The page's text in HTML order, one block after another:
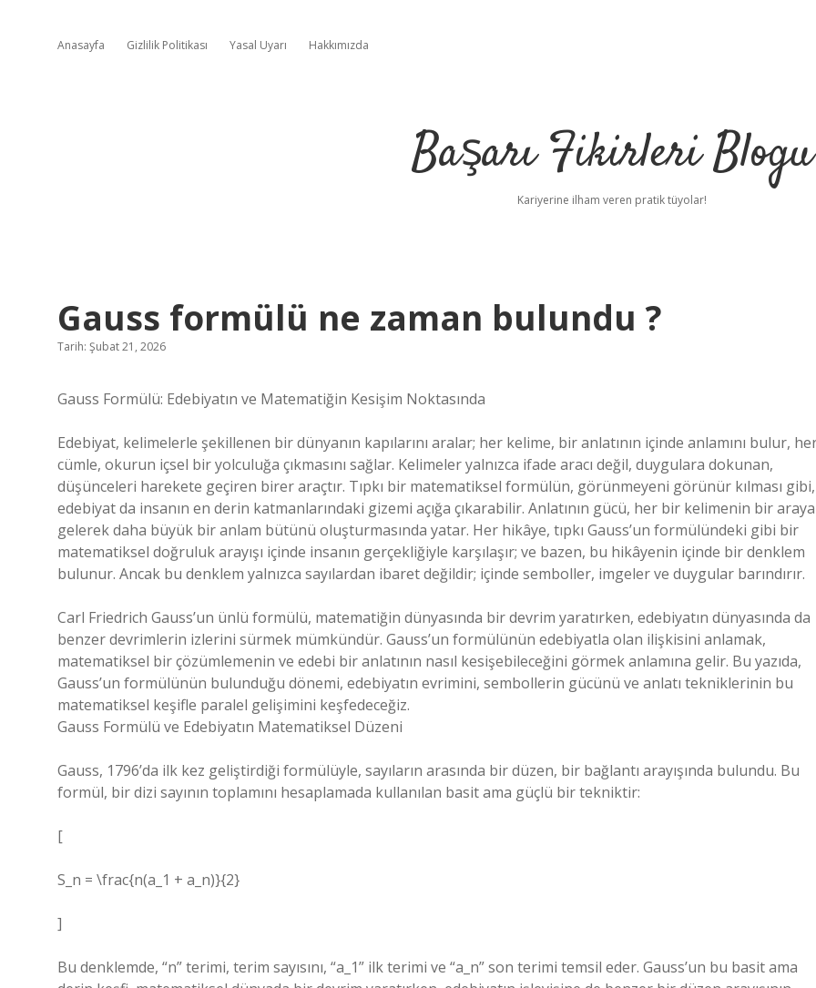
Anasayfa Gizlilik Politikası Yasal Uyarı Hakkımızda
Başarı Fikirleri Blogu
Kariyerine ilham veren pratik tüyolar!
Gauss formülü ne zaman bulundu ?
Tarih: Şubat 21, 2026
Gauss Formülü: Edebiyatın ve Matematiğin Kesişim Noktasında
Edebiyat, kelimelerle şekillenen bir dünyanın kapılarını aralar; her kelime, bir anlatının içinde anlamını bulur,
cümle, okurun içsel bir yolculuğa çıkmasını sağlar. Kelimeler yalnızca ifade aracı değil, duygulara dokunan,
düşünceleri harekete geçiren birer araçtır. Tıpkı bir matematiksel formülün, görünmeyeni görünür kılması gibi,
edebiyat da insanın en derin katmanlarındaki gizemi açığa çıkarabilir. Anlatının gücü, her bir kelimenin bir araya
gelerek daha büyük bir anlam bütünü oluşturmasında yatar. Her hikâye, tıpkı Gauss’un formülündeki gibi bir
matematiksel doğruluk arayışı içinde insanın gerçekliğiyle karşılaşır; ve bazen, bu hikâyenin içinde bir denklem
bulunur. Ancak bu denklem yalnızca sayılardan ibaret değildir; içinde semboller, imgeler ve duygular barındırır.
Carl Friedrich Gauss’un ünlü formülü, matematiğin dünyasında bir devrim yaratırken, edebiyatın dünyasında da
benzer devrimlerin izlerini sürmek mümkündür. Gauss’un formülünün edebiyatla olan ilişkisini anlamak,
matematiksel bir çözümlemenin ve edebi bir anlatının nasıl kesişebileceğini görmek anlamına gelir. Bu yazıda,
Gauss’un formülünün bulunduğu dönemi, edebiyatın evrimini, sembollerin gücünü ve anlatı tekniklerinin bu
matematiksel keşifle paralel gelişimini keşfedeceğiz.
Gauss Formülü ve Edebiyatın Matematiksel Düzeni
Gauss, 1796’da ilk kez geliştirdiği formülüyle, sayıların arasında bir düzen, bir bağlantı arayışında bulundu. Bu
formül, bir dizi sayının toplamını hesaplamada kullanılan basit ama güçlü bir tekniktir:
[
S_n = \frac{n(a_1 + a_n)}{2}
]
Bu denklemde, “n” terimi, terim sayısını, “a_1” ilk terimi ve “a_n” son terimi temsil eder. Gauss’un bu basit ama